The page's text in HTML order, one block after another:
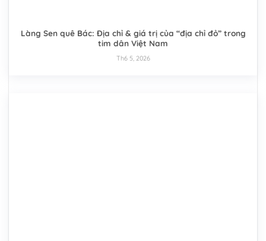
Làng Sen quê Bác: Địa chỉ & giá trị của “địa chỉ đỏ” trong
tim dân Việt Nam
Th6 5, 2026